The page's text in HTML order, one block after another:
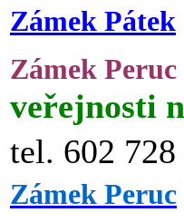
Zámek Pátek
Zámek Peruc
veřejnosti
tel. 602 728
Zámek Peruc